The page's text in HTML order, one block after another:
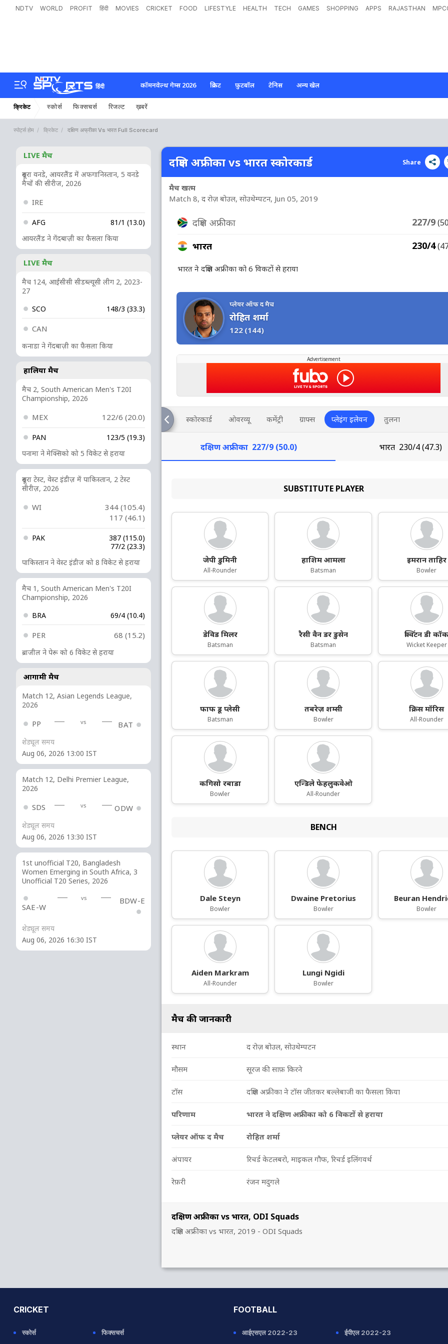
NDTV WORLD PROFIT हिंदी MOVIES CRICKET FOOD LIFESTYLE HEALTH TECH GAMES SHOPPING APPS RAJASTHAN
हिंदी कॉमनवेल्थ गेम्स 2026 क्रिकेट फ़ुटबॉल टेनिस अन्य खेल
क्रिकेट स्कोर्स फिक्सचर्स रिजल्ट ख़बरें
स्पोर्ट्स होम क्रिकेट दक्षिण अफ्रीका Vs भारत Full Scorecard
LIVE मैच
दूसरा वनडे, आयरलैंड में अफगानिस्तान, 5 वनडे
मैचों की सीरीज, 2026
IRE
AFG
81/1 (13.0)
आयरलैंड ने गेंदबाज़ी का फैसला किया
LIVE मैच
मैच 124, आईसीसी सीडब्ल्यूसी लीग 2, 2023-
27
SCO
148/3 (33.3)
CAN
कनाडा ने गेंदबाज़ी का फैसला किया
हालिया मैच
मैच 2, South American Men's T20I
Championship, 2026
MEX 122/6 (20.0)
PAN
123/5 (19.3)
पनामा ने मेक्सिको को 5 विकेट से हराया
दूसरा टेस्ट, वेस्ट इंडीज़ में पाकिस्तान, 2 टेस्ट
सीरीज़, 2026
WI
344 (105.4)
117 (46.1)
PAK
387 (115.0)
77/2 (23.3)
पाकिस्तान ने वेस्ट इंडीज को 8 विकेट से हराया
मैच 1, South American Men's T20I
Championship, 2026
BRA
69/4 (10.4)
PER 68 (15.2)
ब्राजील ने पेरू को 6 विकेट से हराया
आगामी मैच
Match 12, Asian Legends League,
2026
PP vs BAT
शेड्यूल समय
Aug 06, 2026 13:00 IST
Match 12, Delhi Premier League,
2026
SDS vs ODW
शेड्यूल समय
Aug 06, 2026 13:30 IST
1st unofficial T20, Bangladesh
Women Emerging in South Africa, 3
Unofficial T20 Series, 2026
SAE-W
vs BDW-E
शेड्यूल समय
Aug 06, 2026 16:30 IST
दक्षिण अफ्रीका vs भारत, ODI Squads
दक्षिण अफ्रीका vs भारत, 2019 - ODI Squads
दक्षिण अफ्रीका vs भारत स्कोरकार्ड Share
मैच खत्म
Match 8, द रोज़ बोउल, सोउथेम्पटन, Jun 05, 2019
दक्षिण अफ्रीका 227/9
भारत 230/4
भारत ने दक्षिण अफ्रीका को 6 विकटों से हराया
प्लेयर ऑफ द मैच
रोहित शर्मा
122 (144)
Advertisement
स्कोरकार्ड ओवरव्यू कमेंट्री ग्राफ्स प्लेइंग इलेवन तुलना
दक्षिण अफ्रीका 227/9 (50.0) भारत 230/4 (47.3)
SUBSTITUTE PLAYER
जेपी डुमिनी
All-Rounder
हाशिम आमला
Batsman
इमरान ताहिर
Bowler
डेविड मिलर
Batsman
रैसी वैन डर डुसेन
Batsman
क्विंटन डी कॉक
Wicket Keeper
फाफ डू प्लेसी
Batsman
तबरेज़ शम्सी
Bowler
क्रिस मॉरिस
All-Rounder
कगिसो रबाडा
Bowler
एन्डिले फेहलुकवेओ
All-Rounder
BENCH
Dale Steyn
Bowler
Dwaine Pretorius
Bowler
Beuran
Bowler
Aiden Markram
All-Rounder
Lungi Ngidi
Bowler
मैच की जानकारी
स्थान द रोज़ बोउल, सोउथेम्पटन
मौसम सूरज की साफ़ किरने
टॉस दक्षिण अफ्रीका ने टॉस जीतकर बल्लेबाजी का फैसला किया
परिणाम भारत ने दक्षिण अफ्रीका को 6 विकटों से हराया
प्लेयर ऑफ द मैच रोहित शर्मा
अंपायर रिचर्ड केटलबरो, माइकल गौफ, रिचर्ड इलिंगवर्थ
रेफ़री रंजन मदुगले
CRICKET
स्कोर्स फिक्सचर्स
FOOTBALL
आईएसएल 2022-23 ईपीएल 2022-23